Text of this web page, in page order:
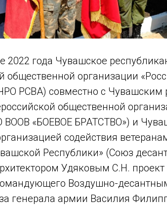
2022 года Чувашское
общественной организации
РСВА) совместно с Чувашским
общественной
«БОЕВОЕ БРАТСТВО») и
содействия
Республики» (Союз
Удяковым С.Н. проект
Воздушно-
генерала армии Василия